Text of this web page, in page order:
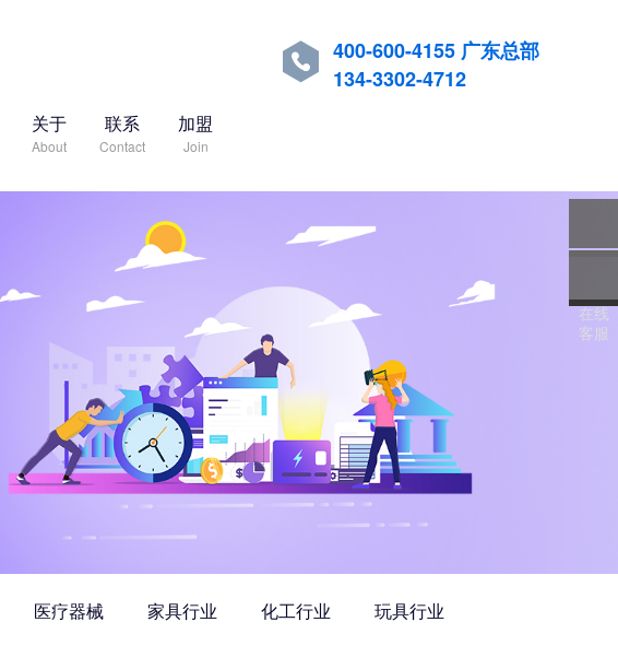

400-600-4155 广东总部
134-3302-4712
关于
About
联系
Contact
加盟
Join
医疗器械 家具行业 化工行业 玩具行业
在线
客服
服务
热线